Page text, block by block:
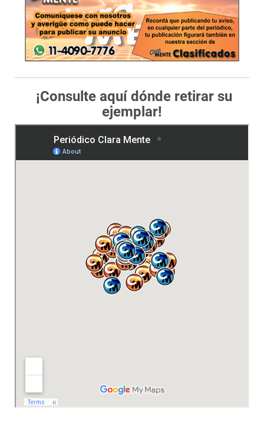
¡Consulte aquí dónde retirar su
ejemplar!